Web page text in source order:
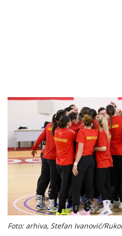
Foto: arhiva, Stefan Ivanović/